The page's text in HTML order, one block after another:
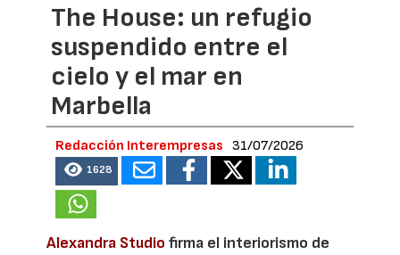
The House: un refugio
suspendido entre el
cielo y el mar en
Marbella
Redacción Interempresas 31/07/2026
1628
Alexandra Studio firma el interiorismo de